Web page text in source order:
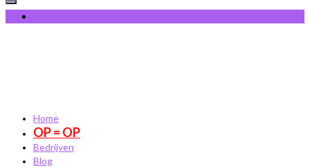
Home
OP = OP
Bedrijven
Blog